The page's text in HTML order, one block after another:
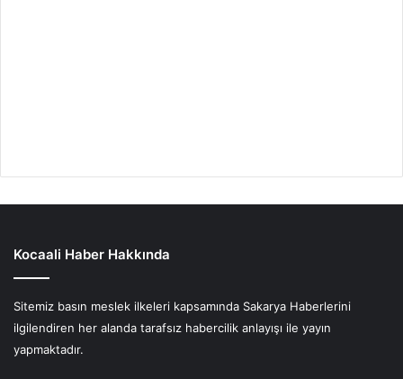
Kocaali Haber Hakkında
Sitemiz basın meslek ilkeleri kapsamında Sakarya Haberlerini
ilgilendiren her alanda tarafsız habercilik anlayışı ile yayın
yapmaktadır.